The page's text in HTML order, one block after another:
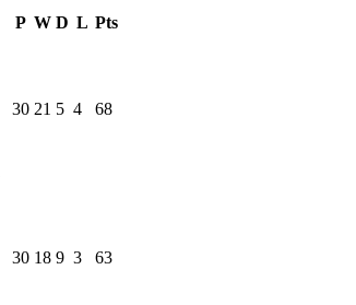
P W D L Pts
30 21 5 4 68
30 18 9 3 63